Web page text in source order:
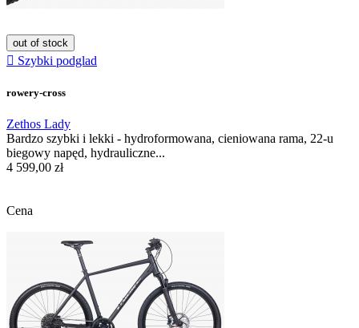
out of stock
 Szybki podglad
rowery-cross
Zethos Lady
Bardzo szybki i lekki - hydroformowana, cieniowana rama, 22-u
biegowy napęd, hydrauliczne...
4 599,00 zł
Cena